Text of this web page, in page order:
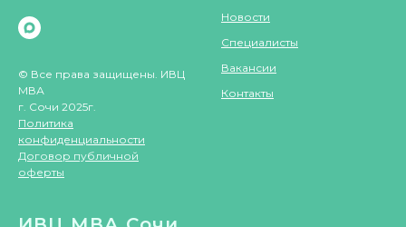
© Все права защищены. ИВЦ
МВА
г. Сочи 2025г.
Политика
конфиденциальности
Договор публичной
оферты
Новости
Специалисты
Вакансии
Контакты